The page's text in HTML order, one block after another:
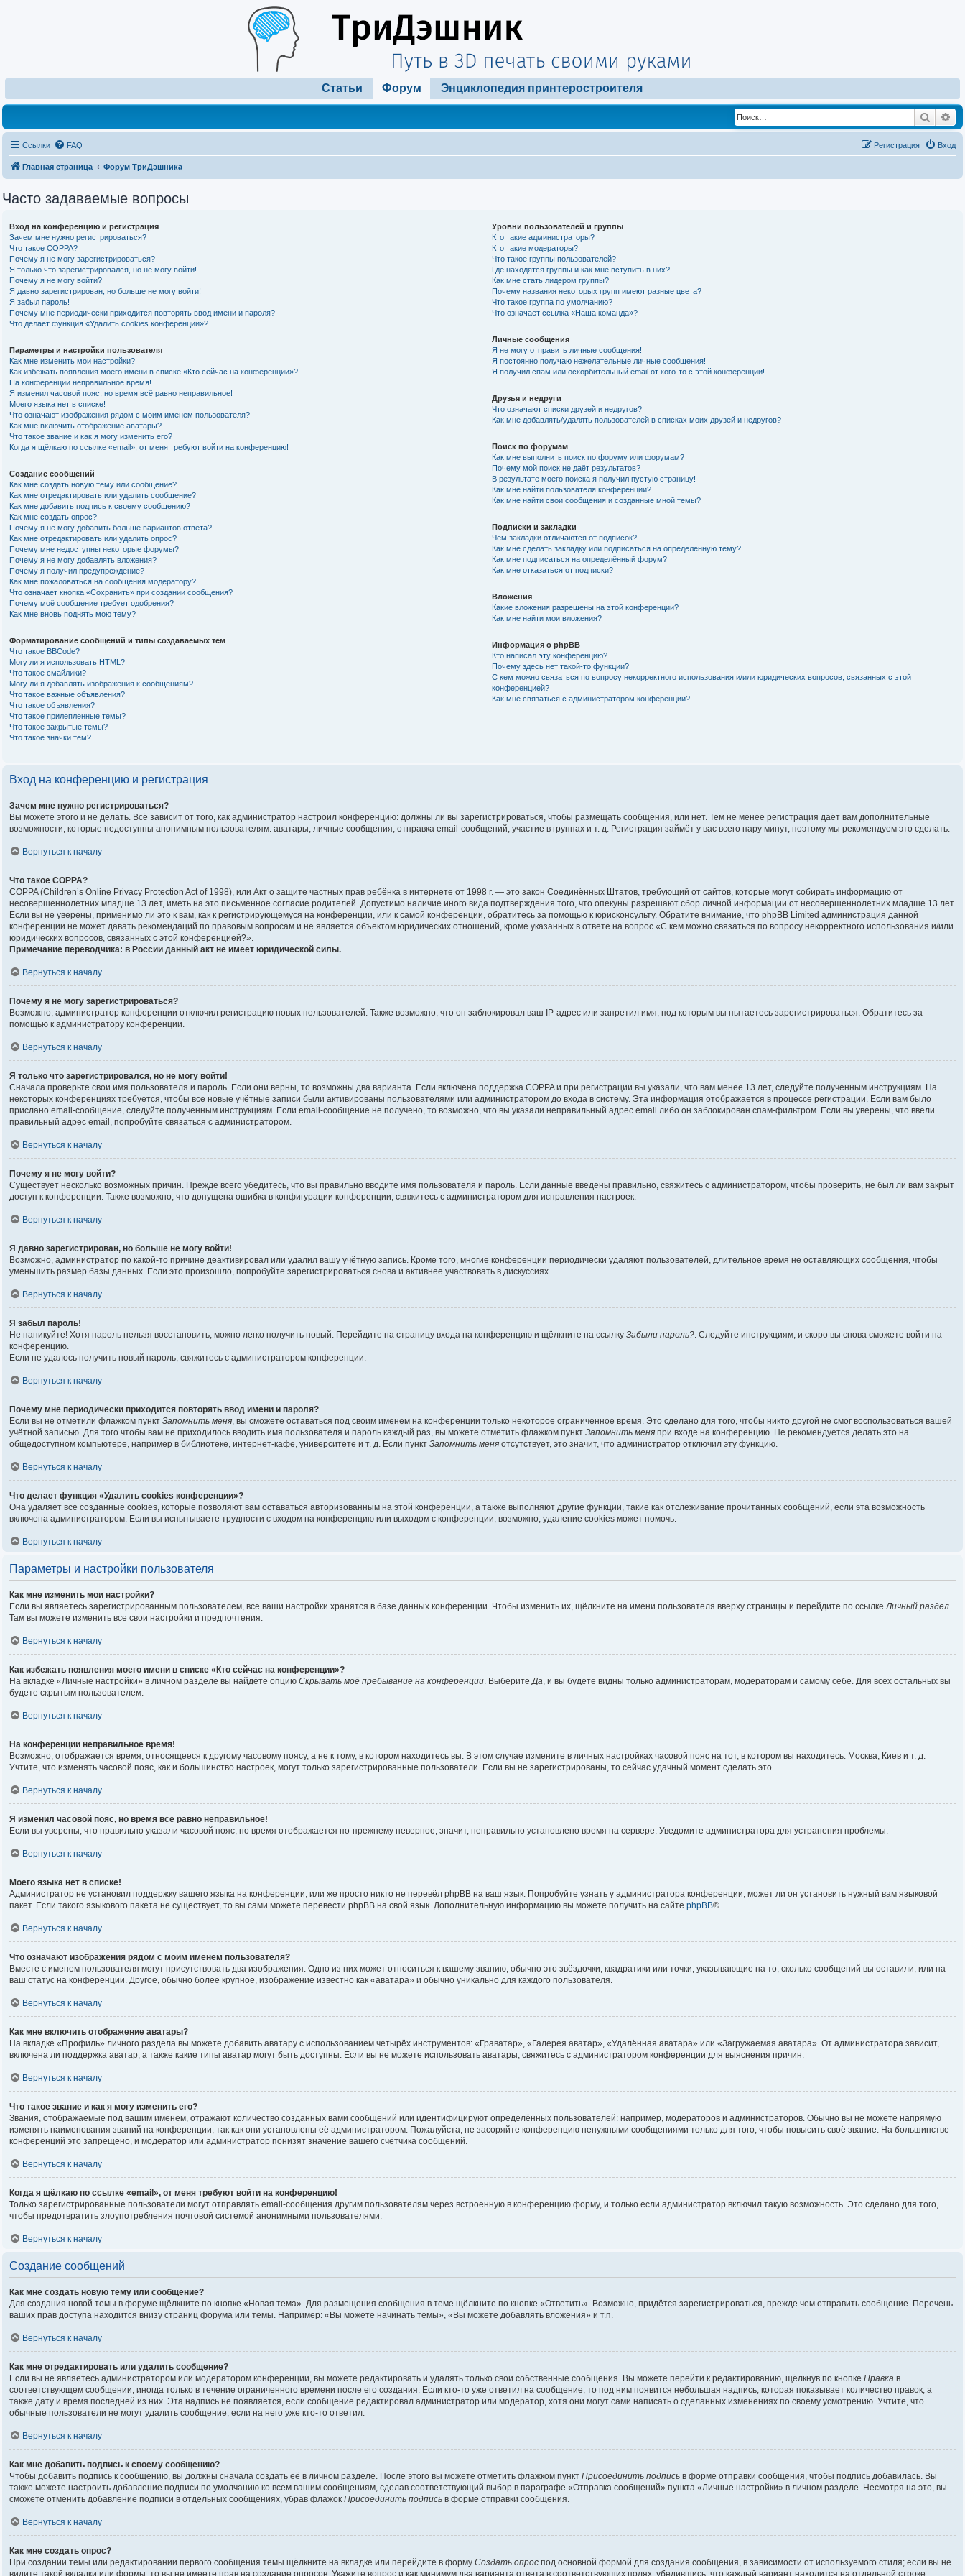
Статьи Форум Энциклопедия принтеростроителя
Поиск
Ссылки FAQ Вход
Регистрация
Главная страница Форум ТриДэшника
Часто задаваемые вопросы
Вход на конференцию и регистрация
Зачем мне нужно регистрироваться?
Что такое COPPA?
Почему я не могу зарегистрироваться?
Я только что зарегистрировался, но не могу войти!
Почему я не могу войти?
Я давно зарегистрирован, но больше не могу войти!
Я забыл пароль!
Почему мне периодически приходится повторять ввод имени и пароля?
Что делает функция «Удалить cookies конференции»?
Параметры и настройки пользователя
Как мне изменить мои настройки?
Как избежать появления моего имени в списке «Кто сейчас на конференции»?
На конференции неправильное время!
Я изменил часовой пояс, но время всё равно неправильное!
Моего языка нет в списке!
Что означают изображения рядом с моим именем пользователя?
Как мне включить отображение аватары?
Что такое звание и как я могу изменить его?
Когда я щёлкаю по ссылке «email», от меня требуют войти на конференцию!
Создание сообщений
Как мне создать новую тему или сообщение?
Как мне отредактировать или удалить сообщение?
Как мне добавить подпись к своему сообщению?
Как мне создать опрос?
Почему я не могу добавить больше вариантов ответа?
Как мне отредактировать или удалить опрос?
Почему мне недоступны некоторые форумы?
Почему я не могу добавлять вложения?
Почему я получил предупреждение?
Как мне пожаловаться на сообщения модератору?
Что означает кнопка «Сохранить» при создании сообщения?
Почему моё сообщение требует одобрения?
Как мне вновь поднять мою тему?
Форматирование сообщений и типы создаваемых тем
Что такое BBCode?
Могу ли я использовать HTML?
Что такое смайлики?
Могу ли я добавлять изображения к сообщениям?
Что такое важные объявления?
Что такое объявления?
Что такое прилепленные темы?
Что такое закрытые темы?
Что такое значки тем?
Уровни пользователей и группы
Кто такие администраторы?
Кто такие модераторы?
Что такое группы пользователей?
Где находятся группы и как мне вступить в них?
Как мне стать лидером группы?
Почему названия некоторых групп имеют разные цвета?
Что такое группа по умолчанию?
Что означает ссылка «Наша команда»?
Личные сообщения
Я не могу отправить личные сообщения!
Я постоянно получаю нежелательные личные сообщения!
Я получил спам или оскорбительный email от кого-то с этой конференции!
Друзья и недруги
Что означают списки друзей и недругов?
Как мне добавлять/удалять пользователей в списках моих друзей и недругов?
Поиск по форумам
Как мне выполнить поиск по форуму или форумам?
Почему мой поиск не даёт результатов?
В результате моего поиска я получил пустую страницу!
Как мне найти пользователя конференции?
Как мне найти свои сообщения и созданные мной темы?
Подписки и закладки
Чем закладки отличаются от подписок?
Как мне сделать закладку или подписаться на определённую тему?
Как мне подписаться на определённый форум?
Как мне отказаться от подписки?
Вложения
Какие вложения разрешены на этой конференции?
Как мне найти мои вложения?
Информация о phpBB
Кто написал эту конференцию?
Почему здесь нет такой-то функции?
С кем можно связаться по вопросу некорректного использования и/или юридических вопросов, связанных с этой
конференцией?
Как мне связаться с администратором конференции?
Вход на конференцию и регистрация
Зачем мне нужно регистрироваться?
Вы можете этого и не делать. Всё зависит от того, как администратор настроил конференцию: должны ли вы зарегистрироваться, чтобы размещать сообщения, или нет. Тем не менее регистрация даёт вам дополнительные
возможности, которые недоступны анонимным пользователям: аватары, личные сообщения, отправка email-сообщений, участие в группах и т. д. Регистрация займёт у вас всего пару минут, поэтому мы рекомендуем это сделать.
Вернуться к началу
Что такое COPPA?
COPPA (Children’s Online Privacy Protection Act of 1998), или Акт о защите частных прав ребёнка в интернете от 1998 г. — это закон Соединённых Штатов, требующий от сайтов, которые могут собирать информацию от
несовершеннолетних младше 13 лет, иметь на это письменное согласие родителей. Допустимо наличие иного вида подтверждения того, что опекуны разрешают сбор личной информации от несовершеннолетних младше 13 лет.
Если вы не уверены, применимо ли это к вам, как к регистрирующемуся на конференции, или к самой конференции, обратитесь за помощью к юрисконсульту. Обратите внимание, что phpBB Limited администрация данной
конференции не может давать рекомендаций по правовым вопросам и не является объектом юридических отношений, кроме указанных в ответе на вопрос «С кем можно связаться по вопросу некорректного использования и/или
юридических вопросов, связанных с этой конференцией?».
Примечание переводчика: в России данный акт не имеет юридической силы..
Вернуться к началу
Почему я не могу зарегистрироваться?
Возможно, администратор конференции отключил регистрацию новых пользователей. Также возможно, что он заблокировал ваш IP-адрес или запретил имя, под которым вы пытаетесь зарегистрироваться. Обратитесь за
помощью к администратору конференции.
Вернуться к началу
Я только что зарегистрировался, но не могу войти!
Сначала проверьте свои имя пользователя и пароль. Если они верны, то возможны два варианта. Если включена поддержка COPPA и при регистрации вы указали, что вам менее 13 лет, следуйте полученным инструкциям. На
некоторых конференциях требуется, чтобы все новые учётные записи были активированы пользователями или администратором до входа в систему. Эта информация отображается в процессе регистрации. Если вам было
прислано email-сообщение, следуйте полученным инструкциям. Если email-сообщение не получено, то возможно, что вы указали неправильный адрес email либо он заблокирован спам-фильтром. Если вы уверены, что ввели
правильный адрес email, попробуйте связаться с администратором.
Вернуться к началу
Почему я не могу войти?
Существует несколько возможных причин. Прежде всего убедитесь, что вы правильно вводите имя пользователя и пароль. Если данные введены правильно, свяжитесь с администратором, чтобы проверить, не был ли вам закрыт
доступ к конференции. Также возможно, что допущена ошибка в конфигурации конференции, свяжитесь с администратором для исправления настроек.
Вернуться к началу
Я давно зарегистрирован, но больше не могу войти!
Возможно, администратор по какой-то причине деактивировал или удалил вашу учётную запись. Кроме того, многие конференции периодически удаляют пользователей, длительное время не оставляющих сообщения, чтобы
уменьшить размер базы данных. Если это произошло, попробуйте зарегистрироваться снова и активнее участвовать в дискуссиях.
Вернуться к началу
Я забыл пароль!
Не паникуйте! Хотя пароль нельзя восстановить, можно легко получить новый. Перейдите на страницу входа на конференцию и щёлкните на ссылку Забыли пароль?. Следуйте инструкциям, и скоро вы снова сможете войти на
конференцию.
Если не удалось получить новый пароль, свяжитесь с администратором конференции.
Вернуться к началу
Почему мне периодически приходится повторять ввод имени и пароля?
Если вы не отметили флажком пункт Запомнить меня, вы сможете оставаться под своим именем на конференции только некоторое ограниченное время. Это сделано для того, чтобы никто другой не смог воспользоваться вашей
учётной записью. Для того чтобы вам не приходилось вводить имя пользователя и пароль каждый раз, вы можете отметить флажком пункт Запомнить меня при входе на конференцию. Не рекомендуется делать это на
общедоступном компьютере, например в библиотеке, интернет-кафе, университете и т. д. Если пункт Запомнить меня отсутствует, это значит, что администратор отключил эту функцию.
Вернуться к началу
Что делает функция «Удалить cookies конференции»?
Она удаляет все созданные cookies, которые позволяют вам оставаться авторизованным на этой конференции, а также выполняют другие функции, такие как отслеживание прочитанных сообщений, если эта возможность
включена администратором. Если вы испытываете трудности с входом на конференцию или выходом с конференции, возможно, удаление cookies может помочь.
Вернуться к началу
Параметры и настройки пользователя
Как мне изменить мои настройки?
Если вы являетесь зарегистрированным пользователем, все ваши настройки хранятся в базе данных конференции. Чтобы изменить их, щёлкните на имени пользователя вверху страницы и перейдите по ссылкеЛичный раздел.
Там вы можете изменить все свои настройки и предпочтения.
Вернуться к началу
Как избежать появления моего имени в списке «Кто сейчас на конференции»?
На вкладке «Личные настройки» в личном разделе вы найдёте опцию Скрывать моё пребывание на конференции. ВыберитеДа, и вы будете видны только администраторам, модераторам и самому себе. Для всех остальных вы
будете скрытым пользователем.
Вернуться к началу
На конференции неправильное время!
Возможно, отображается время, относящееся к другому часовому поясу, а не к тому, в котором находитесь вы. В этом случае измените в личных настройках часовой пояс на тот, в котором вы находитесь: Москва, Киев и т. д.
Учтите, что изменять часовой пояс, как и большинство настроек, могут только зарегистрированные пользователи. Если вы не зарегистрированы, то сейчас удачный момент сделать это.
Вернуться к началу
Я изменил часовой пояс, но время всё равно неправильное!
Если вы уверены, что правильно указали часовой пояс, но время отображается по-прежнему неверное, значит, неправильно установлено время на сервере. Уведомите администратора для устранения проблемы.
Вернуться к началу
Моего языка нет в списке!
Администратор не установил поддержку вашего языка на конференции, или же просто никто не перевёл phpBB на ваш язык. Попробуйте узнать у администратора конференции, может ли он установить нужный вам языковой
пакет. Если такого языкового пакета не существует, то вы сами можете перевести phpBB на свой язык. Дополнительную информацию вы можете получить на сайте phpBB®.
Вернуться к началу
Что означают изображения рядом с моим именем пользователя?
Вместе с именем пользователя могут присутствовать два изображения. Одно из них может относиться к вашему званию, обычно это звёздочки, квадратики или точки, указывающие на то, сколько сообщений вы оставили, или на
ваш статус на конференции. Другое, обычно более крупное, изображение известно как «аватара» и обычно уникально для каждого пользователя.
Вернуться к началу
Как мне включить отображение аватары?
На вкладке «Профиль» личного раздела вы можете добавить аватару с использованием четырёх инструментов: «Граватар», «Галерея аватар», «Удалённая аватара» или «Загружаемая аватара». От администратора зависит,
включена ли поддержка аватар, а также какие типы аватар могут быть доступны. Если вы не можете использовать аватары, свяжитесь с администратором конференции для выяснения причин.
Вернуться к началу
Что такое звание и как я могу изменить его?
Звания, отображаемые под вашим именем, отражают количество созданных вами сообщений или идентифицируют определённых пользователей: например, модераторов и администраторов. Обычно вы не можете напрямую
изменять наименования званий на конференции, так как они установлены её администратором. Пожалуйста, не засоряйте конференцию ненужными сообщениями только для того, чтобы повысить своё звание. На большинстве
конференций это запрещено, и модератор или администратор понизят значение вашего счётчика сообщений.
Вернуться к началу
Когда я щёлкаю по ссылке «email», от меня требуют войти на конференцию!
Только зарегистрированные пользователи могут отправлять email-сообщения другим пользователям через встроенную в конференцию форму, и только если администратор включил такую возможность. Это сделано для того,
чтобы предотвратить злоупотребления почтовой системой анонимными пользователями.
Вернуться к началу
Создание сообщений
Как мне создать новую тему или сообщение?
Для создания новой темы в форуме щёлкните по кнопке «Новая тема». Для размещения сообщения в теме щёлкните по кнопке «Ответить». Возможно, придётся зарегистрироваться, прежде чем отправить сообщение. Перечень
ваших прав доступа находится внизу страниц форума или темы. Например: «Вы можете начинать темы», «Вы можете добавлять вложения» и т.п.
Вернуться к началу
Как мне отредактировать или удалить сообщение?
Если вы не являетесь администратором или модератором конференции, вы можете редактировать и удалять только свои собственные сообщения. Вы можете перейти к редактированию, щёлкнув по кнопке Правка в
соответствующем сообщении, иногда только в течение ограниченного времени после его создания. Если кто-то уже ответил на сообщение, то под ним появится небольшая надпись, которая показывает количество правок, а
также дату и время последней из них. Эта надпись не появляется, если сообщение редактировал администратор или модератор, хотя они могут сами написать о сделанных изменениях по своему усмотрению. Учтите, что
обычные пользователи не могут удалить сообщение, если на него уже кто-то ответил.
Вернуться к началу
Как мне добавить подпись к своему сообщению?
Чтобы добавить подпись к сообщению, вы должны сначала создать её в личном разделе. После этого вы можете отметить флажком пункт Присоединить подпись в форме отправки сообщения, чтобы подпись добавилась. Вы
также можете настроить добавление подписи по умолчанию ко всем вашим сообщениям, сделав соответствующий выбор в параграфе «Отправка сообщений» пункта «Личные настройки» в личном разделе. Несмотря на это, вы
сможете отменить добавление подписи в отдельных сообщениях, убрав флажок Присоединить подпись в форме отправки сообщения.
Вернуться к началу
Как мне создать опрос?
При создании темы или редактировании первого сообщения темы щёлкните на вкладке или перейдите в форму Создать опрос под основной формой для создания сообщения, в зависимости от используемого стиля; если вы не
видите такой вкладки или формы, то вы не имеете прав на создание опросов. Укажите вопрос и как минимум два варианта ответа в соответствующих полях, убедившись, что каждый вариант находится на отдельной строке